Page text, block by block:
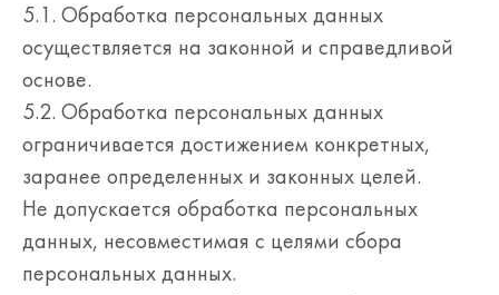
5.1. Обработка персональных данных
осуществляется на законной и справедливой
основе.
5.2. Обработка персональных данных
ограничивается достижением конкретных,
заранее определенных и законных целей.
Не допускается обработка персональных
данных, несовместимая с целями сбора
персональных данных.